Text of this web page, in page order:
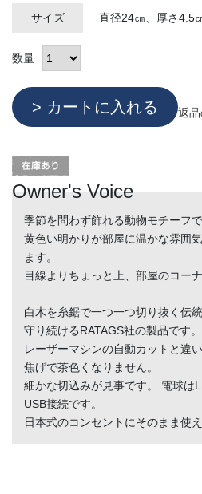
サイズ 直径24㎝、厚さ4.5
数量
返
Owner's Voice
季節を問わず飾れる動物モチーフで
黄色い明かりが部屋に温かな雰囲
ます。
目線よりちょっと上、部屋のコーナ
白木を糸鋸で一つ一つ切り抜く伝
守り続けるRATAGS社の製品です。
レーザーマシンの自動カットと違
焦げで茶色くなりません。
細かな切込みが見事です。 電球は
USB接続です。
日本式のコンセントにそのまま使え